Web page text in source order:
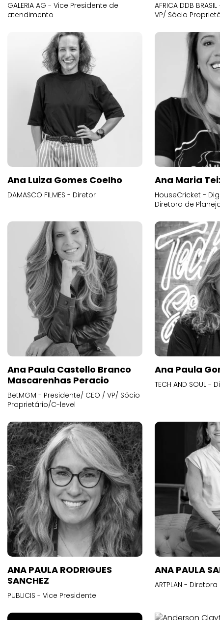
GALERIA AG - Vice Presidente de
atendimento
AFRICA DDB
VP/ Sócio
Ana Luiza Gomes Coelho
DAMASCO FILMES - Diretor
Ana Maria
HouseCricket -
Diretora de
Ana Paula Castello Branco
Mascarenhas Peracio
BetMGM - Presidente/ CEO / VP/ Sócio
Proprietário/C-level
Ana Paula
TECH AND SOUL
ANA PAULA RODRIGUES
SANCHEZ
PUBLICIS - Vice Presidente
ANA PAULA
ARTPLAN -